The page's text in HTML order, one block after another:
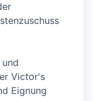
Victor's
Eignung